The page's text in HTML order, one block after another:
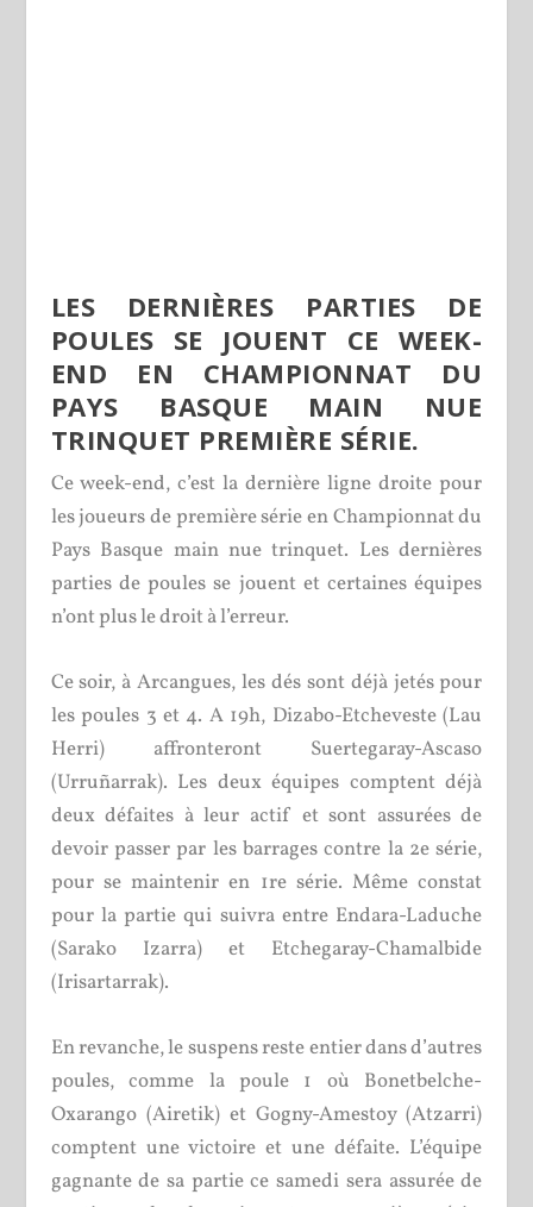
LES DERNIÈRES PARTIES DE
POULES SE JOUENT CE WEEK-
END EN CHAMPIONNAT DU
PAYS BASQUE MAIN NUE
TRINQUET PREMIÈRE SÉRIE.
Ce week-end, c’est la dernière ligne droite pour
les joueurs de première série en Championnat du
Pays Basque main nue trinquet. Les dernières
parties de poules se jouent et certaines équipes
n’ont plus le droit à l’erreur.
Ce soir, à Arcangues, les dés sont déjà jetés pour
les poules 3 et 4. A 19h, Dizabo-Etcheveste (Lau
Herri) affronteront Suertegaray-Ascaso
(Urruñarrak). Les deux équipes comptent déjà
deux défaites à leur actif et sont assurées de
devoir passer par les barrages contre la 2e série,
pour se maintenir en 1resérie. Même constat
pour la partie qui suivra entre Endara-Laduche
(Sarako Izarra) et Etchegaray-Chamalbide
(Irisartarrak).
En revanche, le suspens reste entier dans d’autres
poules, comme la poule 1 où Bonetbelche-
Oxarango (Airetik) et Gogny-Amestoy (Atzarri)
comptent une victoire et une défaite. L’équipe
gagnante de sa partie ce samedi sera assurée de